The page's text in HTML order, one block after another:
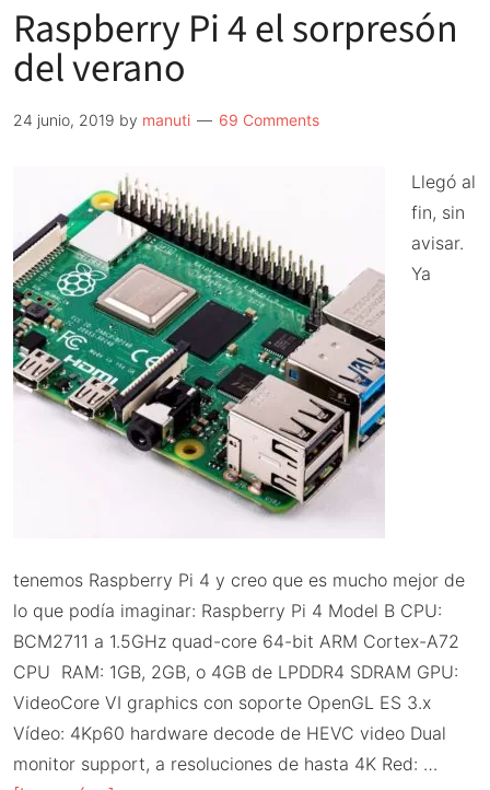
Raspberry
Pi
Raspberry Pi 4 el sorpresón
del verano
24 junio, 2019 by manuti 69 Comments
Llegó al
fin, sin
avisar.
Ya
tenemos Raspberry Pi 4 y creo que es mucho mejor de
lo que podía imaginar: Raspberry Pi 4 Model B CPU:
BCM2711 a 1.5GHz quad-core 64-bit ARM Cortex-A72
CPU RAM: 1GB, 2GB, o 4GB de LPDDR4 SDRAM GPU:
VideoCore VI graphics con soporte OpenGL ES 3.x
Vídeo: 4Kp60 hardware decode de HEVC video Dual
monitor support, a resoluciones de hasta 4K Red: …